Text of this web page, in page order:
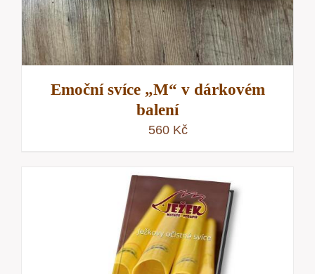
Emoční svíce „M“ v dárkovém
balení
560 Kč